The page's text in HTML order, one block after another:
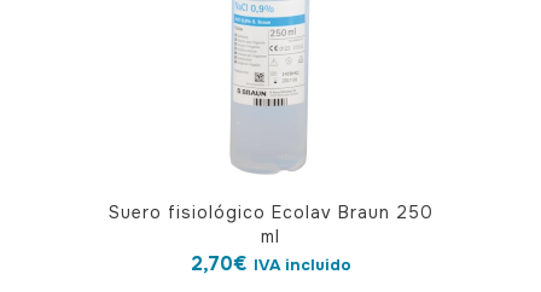
Suero fisiológico Ecolav Braun 250
ml
2,70€ IVA incluido